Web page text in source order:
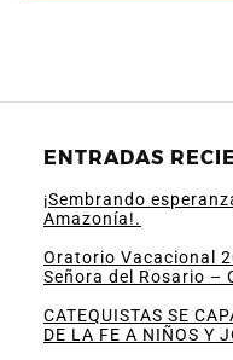
ENTRADAS
¡Sembrando
Amazonía!.
Oratorio Vacacional
Señora del Rosario –
CATEQUISTAS SE
DE LA FE A NIÑOS Y